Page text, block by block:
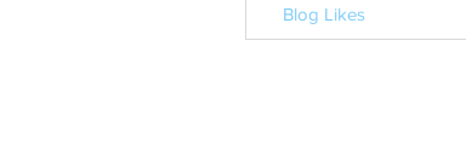
Blog Likes